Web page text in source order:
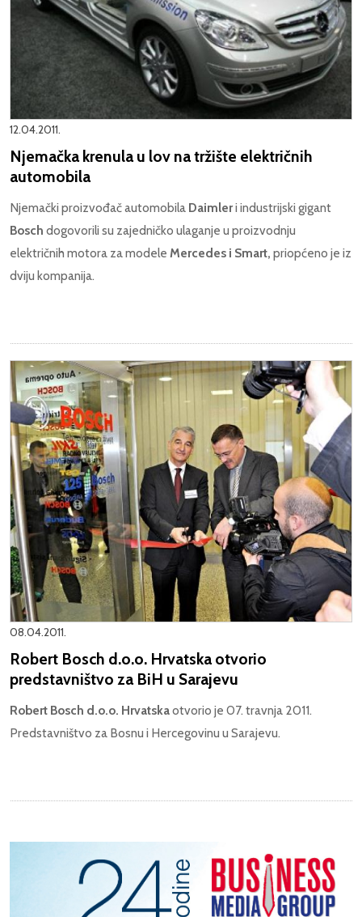
12.04.2011.
Njemačka krenula u lov na tržište električnih
automobila
Njemački proizvođač automobila Daimleri industrijski gigant
Bosch dogovorili su zajedničko ulaganje u proizvodnju
električnih motora za modele Mercedes i Smart, priopćeno je iz
dviju kompanija.
08.04.2011.
Robert Bosch d.o.o. Hrvatska otvorio
predstavništvo za BiH u Sarajevu
Robert Bosch d.o.o. Hrvatskaotvorio je 07. travnja 2011.
Predstavništvo za Bosnu i Hercegovinu u Sarajevu.